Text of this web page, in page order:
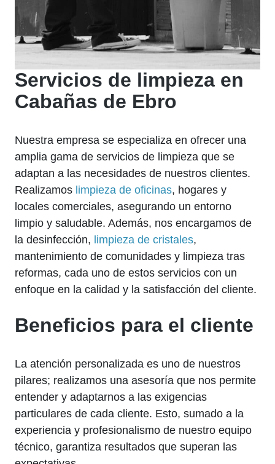
Servicios de limpieza en
Cabañas de Ebro
Nuestra empresa se especializa en ofrecer una
amplia gama de servicios de limpieza que se
adaptan a las necesidades de nuestros clientes.
Realizamos limpieza de oficinas, hogares y
locales comerciales, asegurando un entorno
limpio y saludable. Además, nos encargamos de
la desinfección, limpieza de cristales,
mantenimiento de comunidades y limpieza tras
reformas, cada uno de estos servicios con un
enfoque en la calidad y la satisfacción del cliente.
Beneficios para el cliente
La atención personalizada es uno de nuestros
pilares; realizamos una asesoría que nos permite
entender y adaptarnos a las exigencias
particulares de cada cliente. Esto, sumado a la
experiencia y profesionalismo de nuestro equipo
técnico, garantiza resultados que superan las